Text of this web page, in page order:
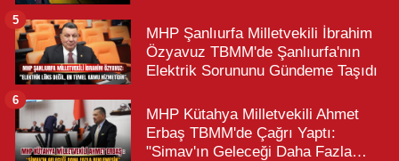
MHP Şanlıurfa Milletvekili İbrahim
Özyavuz TBMM'de Şanlıurfa'nın
Elektrik Sorununu Gündeme Taşıdı
5
MHP Kütahya Milletvekili Ahmet
Erbaş TBMM'de Çağrı Yaptı:
"Simav'ın Geleceği Daha Fazla
6